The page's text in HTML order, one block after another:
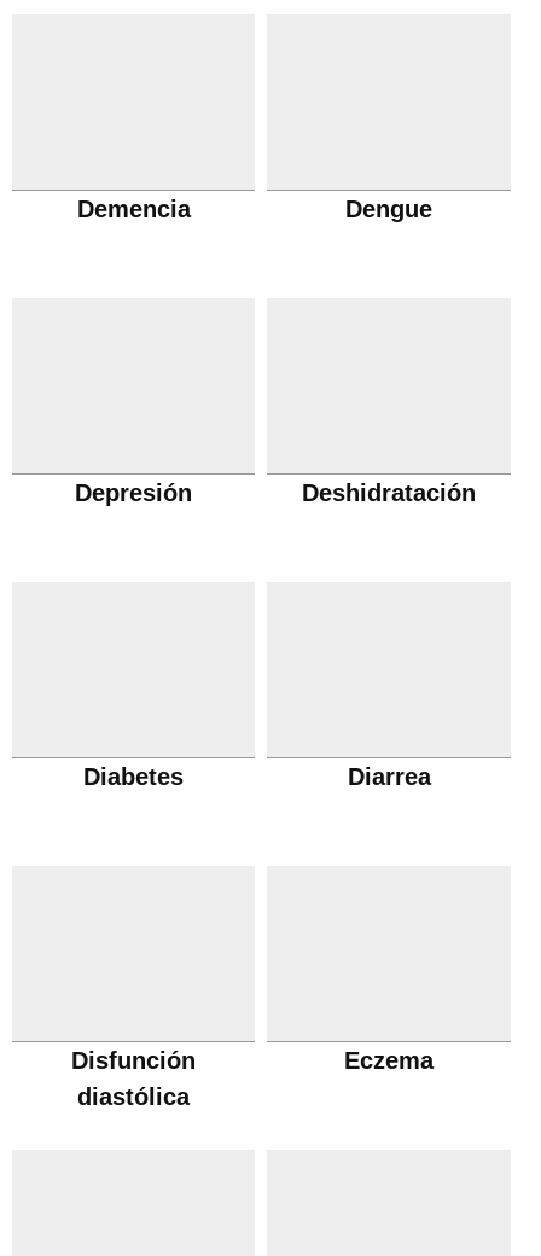
Demencia Dengue
Depresión Deshidratación
Diabetes Diarrea
Disfunción
diastólica
Eczema